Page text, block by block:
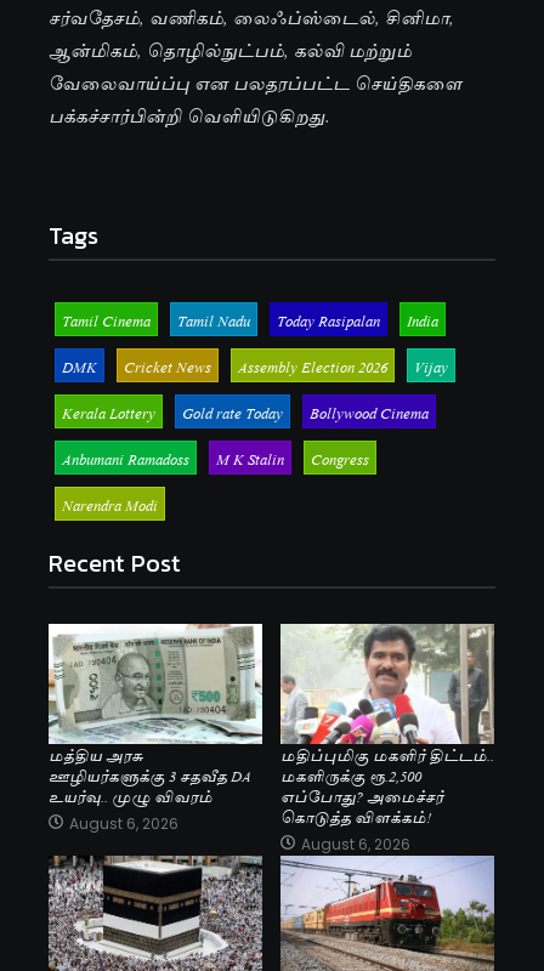
சர்வதேசம், வணிகம், லைஃப்ஸ்டைல், சினிமா,
ஆன்மிகம், தொழில்நுட்பம், கல்வி மற்றும்
வேலைவாய்ப்பு என பலதரப்பட்ட செய்திகளை
பக்கச்சார்பின்றி வெளியிடுகிறது.
Tags
Tamil Cinema Tamil Nadu Today Rasipalan
India
DMK
Cricket News Assembly Election 2026
Vijay
Kerala Lottery
Gold rate Today
Bollywood Cinema
Anbumani Ramadoss
M K Stalin
Congress
Narendra Modi
Recent Post
மத்திய அரசு
ஊழியர்களுக்கு 3 சதவீத DA
உயர்வு.. முழு விவரம்
August 6, 2026
மதிப்புமிகு மகளிர் திட்டம்..
மகளிருக்கு ரூ.2,500
எப்போது? அமைச்சர்
கொடுத்த விளக்கம்!
August 6, 2026